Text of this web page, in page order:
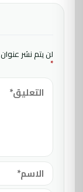
لن يتم نشر
*